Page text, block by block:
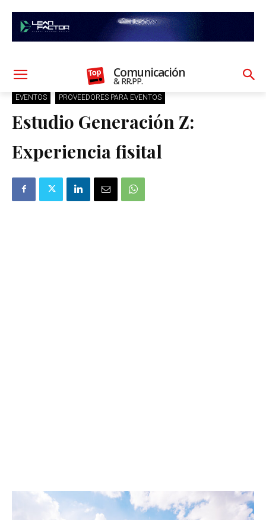
Comunicación
& RR.PP.
EVENTOS PROVEEDORES PARA EVENTOS
Estudio Generación Z:
Experiencia fisital